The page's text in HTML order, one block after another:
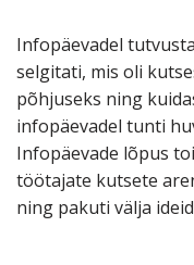
Infopäevadel
selgitati, mis oli
põhjuseks ning
infopäevadel tunti
Infopäevade lõpus
töötajate kutsete
ning pakuti välja